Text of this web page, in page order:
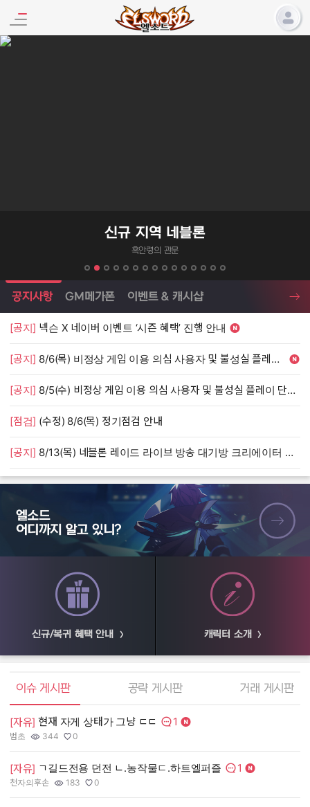
엘소드 프로모션
신규 지역 네블론
흑안령의 관문
엘소드 소식
공지사항 GM메가폰 이벤트 & 캐시샵
[공지] 넥슨 X 네이버 이벤트 ‘시즌 혜택’ 진행 안내
[공지] 8/6(목) 비정상 게임 이용 의심 사용자 및 불성실 플레이 단속 안내
[공지] 8/5(수) 비정상 게임 이용 의심 사용자 및 불성실 플레이 단속 안내
[점검] (수정) 8/6(목) 정기점검 안내
[공지] 8/13(목) 네블론 레이드 라이브 방송 대기방 크리에이터 모집 안내
엘소드 어디까지 알고 있니?
신규/복귀 혜택 안내 캐릭터 소개
엘소드 커뮤니티
이슈 게시판 공략 게시판 거래 게시판
[자유] 현재 자게 상태가 그냥 ㄷㄷ 댓글수:
1
작성자:
범초
조회수:
344
추천수:
0
[자유] ㄱ길드전용 던전 ㄴ.농작물ㄷ.하트엘퍼즐 댓글수:
1
작성자:
천자의후손
조회수:
183
추천수:
0